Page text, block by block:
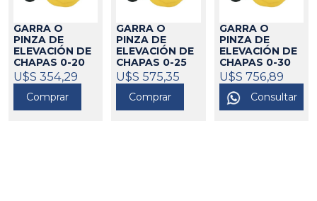
GARRA O
PINZA DE
ELEVACIÓN DE
CHAPAS 0-20
MM 1T ABLE
573080
U$S 354,29
Comprar
GARRA O
PINZA DE
ELEVACIÓN DE
CHAPAS 0-25
MM 2T ABLE
573081
U$S 575,35
Comprar
GARRA O
PINZA DE
ELEVACIÓN DE
CHAPAS 0-30
MM 3 TON
ABLE U.S.A.
573082
U$S 756,89
Consultar